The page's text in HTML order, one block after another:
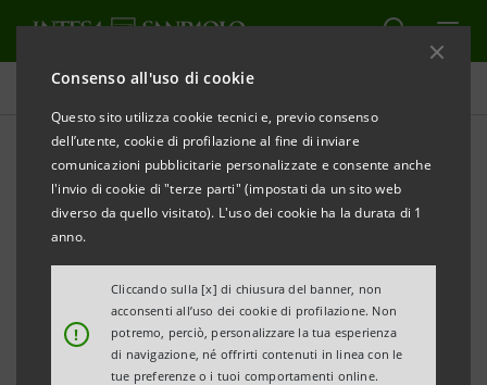
Consenso all'uso di cookie
Questo sito utilizza cookie tecnici e, previo consenso
dell’utente, cookie di profilazione al fine di inviare
comunicazioni pubblicitarie personalizzate e consente anche
l'invio di cookie di "terze parti" (impostati da un sito web
diverso da quello visitato). L'uso dei cookie ha la durata di 1
anno.
!
Cliccando sulla [x] di chiusura del banner, non
acconsenti all’uso dei cookie di profilazione. Non
potremo, perciò, personalizzare la tua esperienza
di navigazione, né offrirti contenuti in linea con le
tue preferenze o i tuoi comportamenti online.
Obiettivi, risultati e iniziative
ISTRUZIONE DI QUALITÀ
Strategia innovativa per i
talenti - Ecosistema di
apprendimento